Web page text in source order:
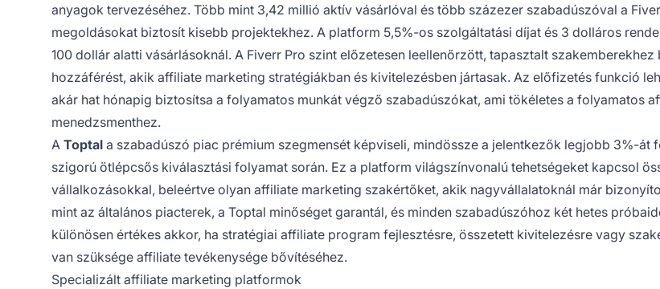
anyagok tervezéséhez. Több mint 3,42 millió aktív vásárlóval és több százezer szabadúszóval a
megoldásokat biztosít kisebb projektekhez. A platform 5,5%-os szolgáltatási díjat és 3 dolláros
100 dollár alatti vásárlásoknál. A Fiverr Pro szint előzetesen leellenőrzött, tapasztalt szakemberekhez
hozzáférést, akik affiliate marketing stratégiákban és kivitelezésben jártasak. Az előfizetés funkció
akár hat hónapig biztosítsa a folyamatos munkát végző szabadúszókat, ami tökéletes a folyamatos
menedzsmenthez.
A Toptal a szabadúszó piac prémium szegmensét képviseli, mindössze a jelentkezők legjobb 3%-át
szigorú ötlépcsős kiválasztási folyamat során. Ez a platform világszínvonalú tehetségeket kapcsol
vállalkozásokkal, beleértve olyan affiliate marketing szakértőket, akik nagyvállalatoknál már
mint az általános piacterek, a Toptal minőséget garantál, és minden szabadúszóhoz két hetes
különösen értékes akkor, ha stratégiai affiliate program fejlesztésre, összetett kivitelezésre vagy
van szüksége affiliate tevékenysége bővítéséhez.
Specializált affiliate marketing platformok